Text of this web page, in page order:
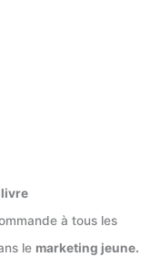
livre
à tous les
le marketing jeune.